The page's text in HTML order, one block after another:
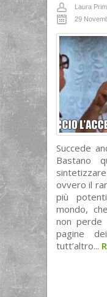
Laura
29
Succede
Bastano
ovvero il
più
mondo,
non perde
pagine
tutt’altro...